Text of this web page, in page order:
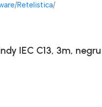
Retelistica
IEC C13, 3m, negru